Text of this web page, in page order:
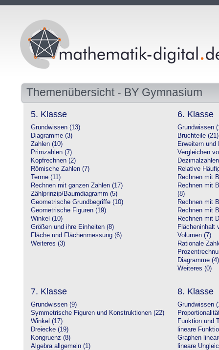
Themenübersicht - BY Gymnasium
5. Klasse
Grundwissen (13)
Diagramme (3)
Zahlen (10)
Primzahlen (7)
Kopfrechnen (2)
Römische Zahlen (7)
Terme (11)
Rechnen mit ganzen Zahlen (17)
Zählprinzip/Baumdiagramm (5)
Geometrische Grundbegriffe (10)
Geometrische Figuren (19)
Winkel (10)
Größen und ihre Einheiten (8)
Fläche und Flächenmessung (6)
Weiteres (3)
6. Klasse
Grundwissen
Bruchteile (21)
Erweitern und
Vergleichen
Relative
Rechnen mit
Rechnen mit
(8)
Rechnen mit
Rechnen mit
Rechnen mit
Flächeninhalt
Volumen (7)
Rationale
Diagramme (4)
Weiteres (0)
7. Klasse
Grundwissen (9)
Symmetrische Figuren und Konstruktionen (22)
Winkel (17)
Dreiecke (19)
Kongruenz (8)
Algebra allgemein (1)
8. Klasse
Grundwissen
Funktion und
lineare
Graphen
lineare